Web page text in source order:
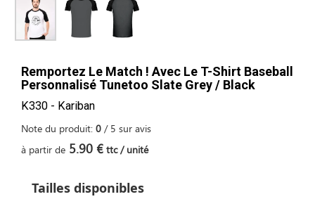
Remportez Le Match ! Avec Le T-Shirt Baseball
Personnalisé Tunetoo Slate Grey / Black
K330 - Kariban
Note du produit: 0 / 5 sur avis
à partir de 5.90 € ttc / unité
Tailles disponibles